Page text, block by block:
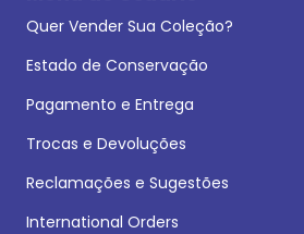
Quer Vender Sua Coleção?
Estado de Conservação
Pagamento e Entrega
Trocas e Devoluções
Reclamações e Sugestões
International Orders